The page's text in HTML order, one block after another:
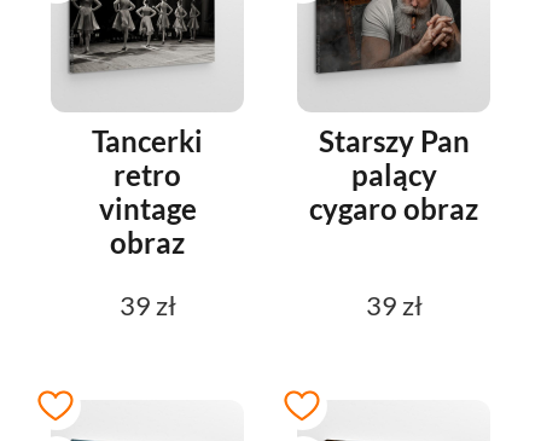
Tancerki
retro
vintage
obraz
39 zł
Starszy Pan
palący
cygaro obraz
39 zł